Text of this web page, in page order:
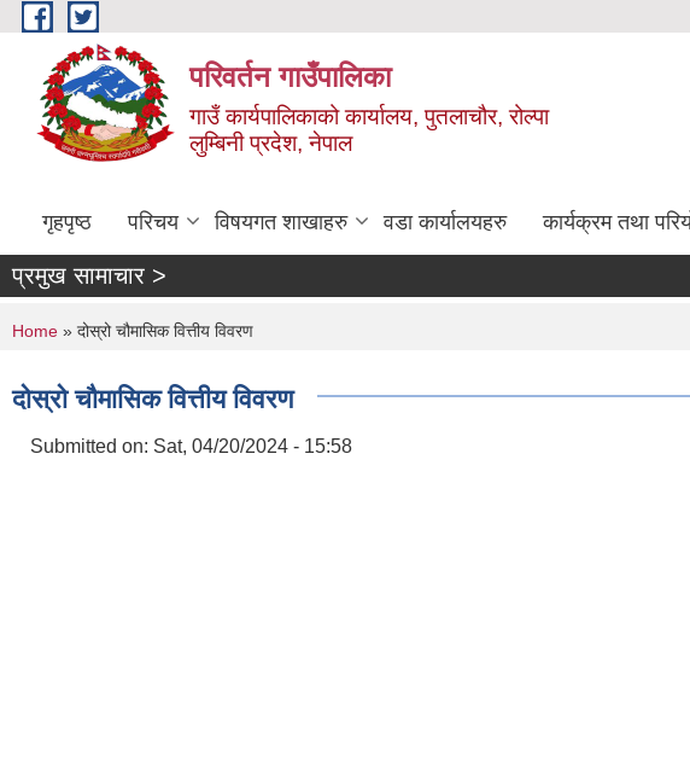
Skip to main content
परिवर्तन गाउँपालिका
गाउँ कार्यपालिकाको कार्यालय, पुतलाचौर, रोल्पा
लुम्बिनी प्रदेश, नेपाल
गृहपृष्ठ परिचय विषयगत शाखाहरु वडा कार्यालयहरु कार्यक्रम तथा
प्रमुख सामाचार >
You are here
Home » दोस्रो चौमासिक वित्तीय विवरण
दोस्रो चौमासिक वित्तीय विवरण
Submitted on: Sat, 04/20/2024 - 15:58